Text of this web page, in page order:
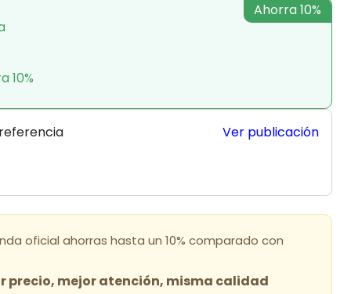
10%
Ahorra 10%
Ver publicación
oficial ahorras hasta un 10% comparado con
precio, mejor atención, misma calidad